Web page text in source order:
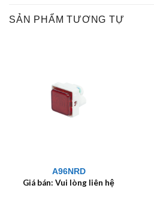
SẢN PHẨM TƯƠNG TỰ
A96NRD
Giá bán: Vui lòng liên hệ